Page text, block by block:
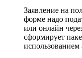
Заявление на
форме надо
или онлайн
сформирует